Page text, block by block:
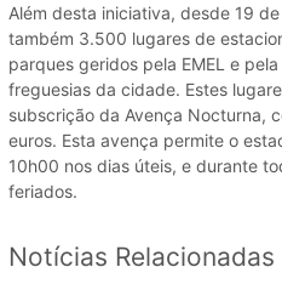
Além desta iniciativa, desde 19
também 3.500 lugares de
parques geridos pela EMEL e
freguesias da cidade. Estes
subscrição da Avença Nocturna,
euros. Esta avença permite o
10h00 nos dias úteis, e durante
feriados.
Notícias Relacionadas